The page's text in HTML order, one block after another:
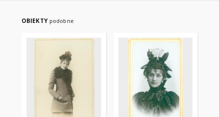
OBIEKTY podobne